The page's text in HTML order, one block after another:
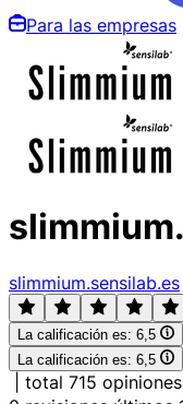
Para las empresas
slimmium.sensilab.es
La calificación es: 6,5
La calificación es: 6,5
total 715 opiniones